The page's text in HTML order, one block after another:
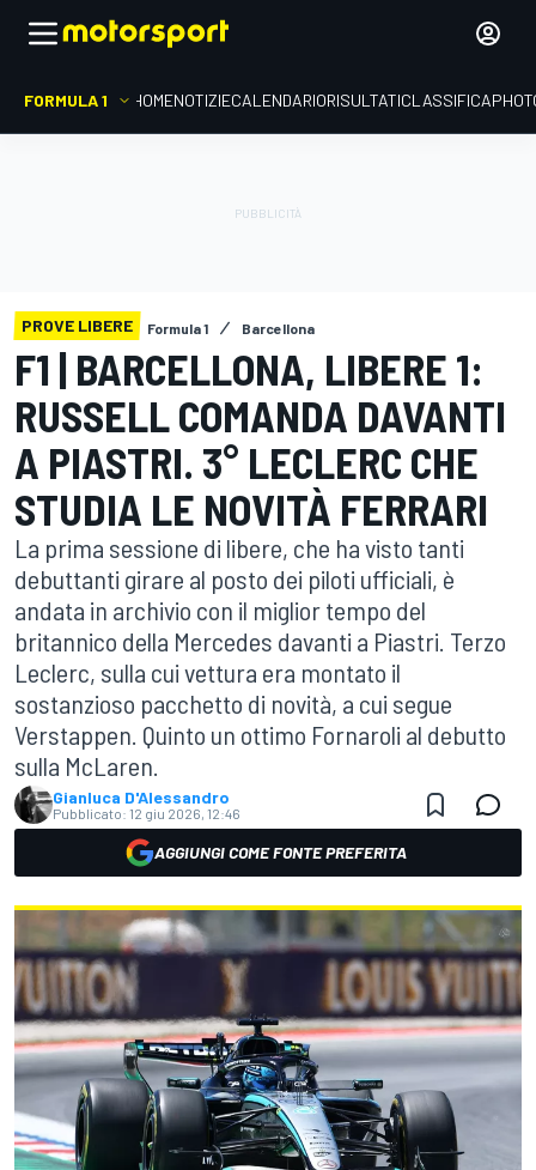
FORMULA 1 HOMENOTIZIECALENDARIORISULTATICLASSIFICA
PROVE LIBERE Formula 1 Barcellona
F1 | BARCELLONA, LIBERE 1:
RUSSELL COMANDA DAVANTI
A PIASTRI. 3° LECLERC CHE
STUDIA LE NOVITÀ FERRARI
La prima sessione di libere, che ha visto tanti
debuttanti girare al posto dei piloti ufficiali, è
andata in archivio con il miglior tempo del
britannico della Mercedes davanti a Piastri. Terzo
Leclerc, sulla cui vettura era montato il
sostanzioso pacchetto di novità, a cui segue
Verstappen. Quinto un ottimo Fornaroli al debutto
sulla McLaren.
Gianluca D'Alessandro
Pubblicato: 12 giu 2026, 12:46
AGGIUNGI COME FONTE PREFERITA